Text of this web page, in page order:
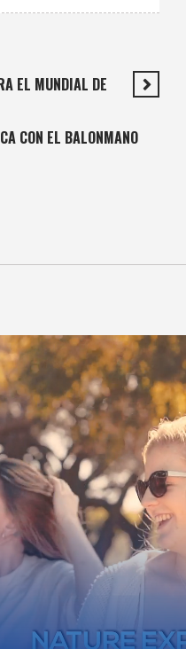
EL MUNDIAL DE
CON EL BALONMANO